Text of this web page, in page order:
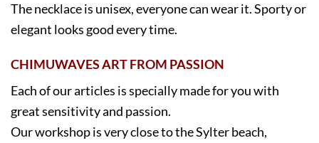
The necklace is unisex, everyone can wear it. Sporty or
elegant looks good every time.
CHIMUWAVES ART FROM PASSION
Each of our articles is specially made for you with
great sensitivity and passion.
Our workshop is very close to the Sylter beach,